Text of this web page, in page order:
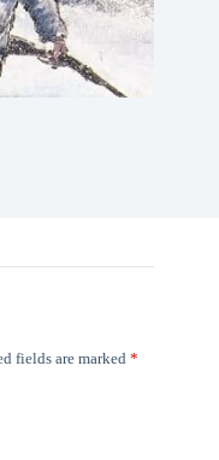
fields are marked *